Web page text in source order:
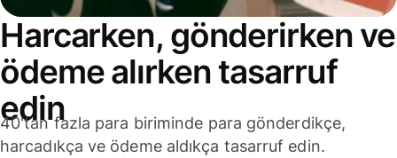
Harcarken, gönderirken ve
ödeme alırken tasarruf
edin
40'tan fazla para biriminde para gönderdikçe,
harcadıkça ve ödeme aldıkça tasarruf edin.